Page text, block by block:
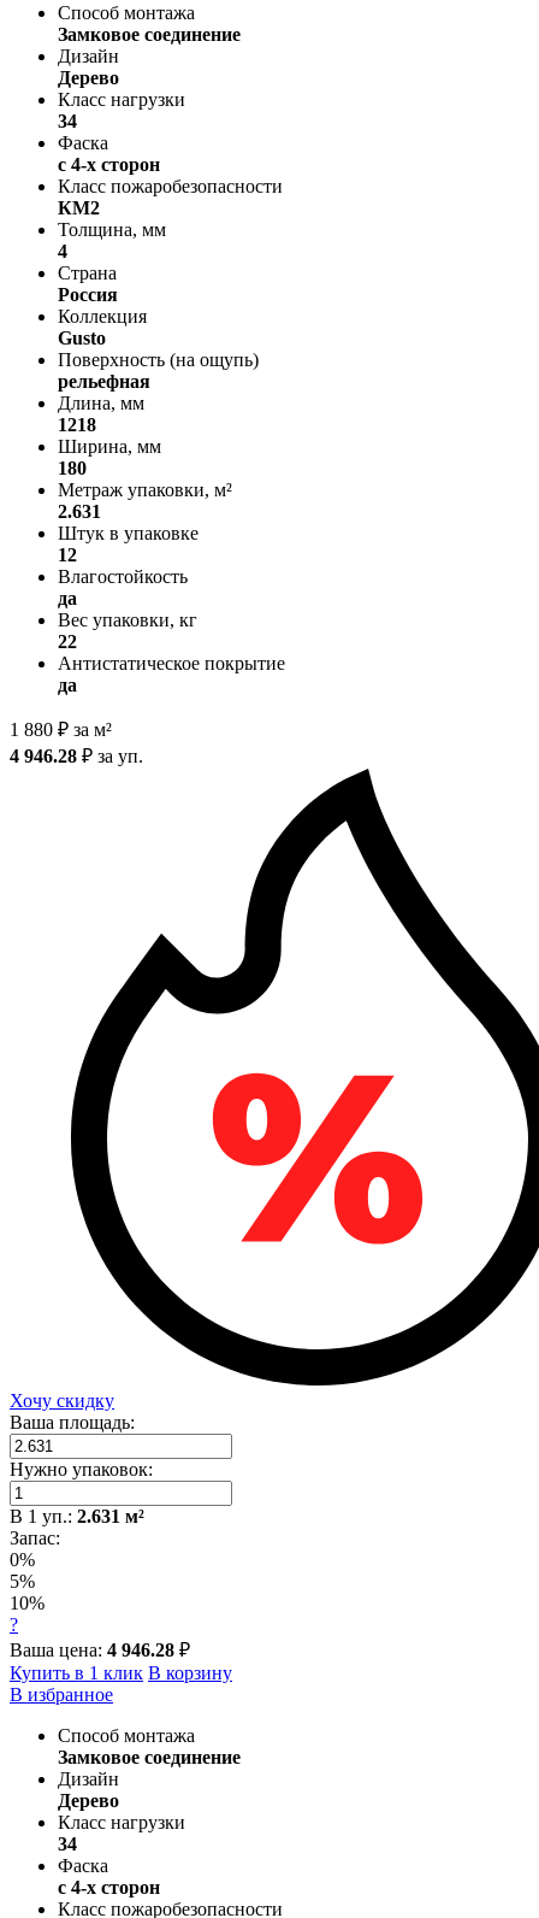
Способ монтажа
Замковое соединение
Дизайн
Дерево
Класс нагрузки
34
Фаска
с 4-х сторон
Класс пожаробезопасности
КМ2
Толщина, мм
4
Страна
Россия
Коллекция
Gusto
Поверхность (на ощупь)
рельефная
Длина, мм
1218
Ширина, мм
180
Метраж упаковки, м²
2.631
Штук в упаковке
12
Влагостойкость
да
Вес упаковки, кг
22
Антистатическое покрытие
да
1 880 ₽ за м²
4 946.28 ₽ за уп.
Хочу скидку
Ваша площадь:
Нужно упаковок:
В 1 уп.: 2.631 м²
Запас:
0%
5%
10%
?
Ваша цена: 4 946.28 ₽
Купить в 1 клик В корзину
В избранное
Способ монтажа
Замковое соединение
Дизайн
Дерево
Класс нагрузки
34
Фаска
с 4-х сторон
Класс пожаробезопасности